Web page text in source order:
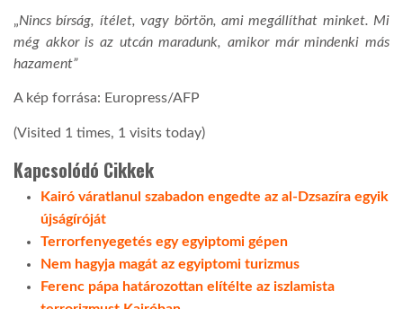
„Nincs bírság, ítélet, vagy börtön, ami megállíthat minket. Mi
még akkor is az utcán maradunk, amikor már mindenki más
hazament”
A kép forrása: Europress/AFP
(Visited 1 times, 1 visits today)
Kapcsolódó Cikkek
Kairó váratlanul szabadon engedte az al-Dzsazíra egyik
újságíróját
Terrorfenyegetés egy egyiptomi gépen
Nem hagyja magát az egyiptomi turizmus
Ferenc pápa határozottan elítélte az iszlamista